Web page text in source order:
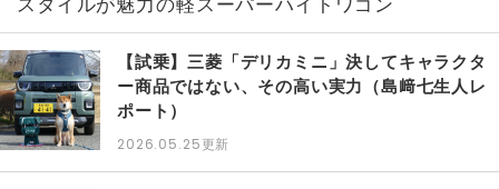
スタイルが魅力の軽スーパーハイトワゴン
【試乗】三菱「デリカミニ」決してキャラクタ
ー商品ではない、その高い実力（島﨑七生人レ
ポート）
2026.05.25更新